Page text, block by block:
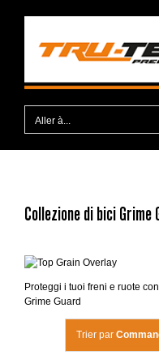
Aller à...
Collezione di bici Grime
Proteggi i tuoi freni e ruote
Grime Guard
Trier par